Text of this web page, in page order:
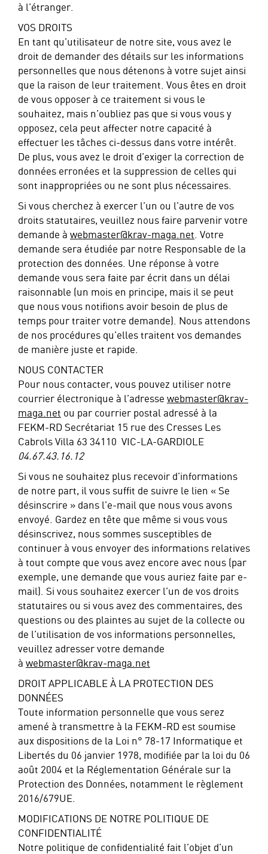
à l’étranger.
VOS DROITS
En tant qu’utilisateur de notre site, vous avez le
droit de demander des détails sur les informations
personnelles que nous détenons à votre sujet ainsi
que la raison de leur traitement. Vous êtes en droit
de vous opposer à ce traitement si vous le
souhaitez, mais n’oubliez pas que si vous vous y
opposez, cela peut affecter notre capacité à
effectuer les tâches ci-dessus dans votre intérêt.
De plus, vous avez le droit d’exiger la correction de
données erronées et la suppression de celles qui
sont inappropriées ou ne sont plus nécessaires.
Si vous cherchez à exercer l’un ou l’autre de vos
droits statutaires, veuillez nous faire parvenir votre
demande à webmaster@krav-maga.net. Votre
demande sera étudiée par notre Responsable de la
protection des données. Une réponse à votre
demande vous sera faite par écrit dans un délai
raisonnable (un mois en principe, mais il se peut
que nous vous notifions avoir besoin de plus de
temps pour traiter votre demande). Nous attendons
de nos procédures qu’elles traitent vos demandes
de manière juste et rapide.
NOUS CONTACTER
Pour nous contacter, vous pouvez utiliser notre
courrier électronique à l’adresse webmaster@krav-
maga.net ou par courrier postal adressé à la
FEKM-RD Secrétariat 15 rue des Cresses Les
Cabrols Villa 63 34110 VIC-LA-GARDIOLE
04.67.43.16.12
Si vous ne souhaitez plus recevoir d’informations
de notre part, il vous suffit de suivre le lien « Se
désinscrire » dans l’e-mail que nous vous avons
envoyé. Gardez en tête que même si vous vous
désinscrivez, nous sommes susceptibles de
continuer à vous envoyer des informations relatives
à tout compte que vous avez encore avec nous (par
exemple, une demande que vous auriez faite par e-
mail). Si vous souhaitez exercer l’un de vos droits
statutaires ou si vous avez des commentaires, des
questions ou des plaintes au sujet de la collecte ou
de l’utilisation de vos informations personnelles,
veuillez adresser votre demande
à webmaster@krav-maga.net
DROIT APPLICABLE À LA PROTECTION DES
DONNÉES
Toute information personnelle que vous serez
amené à transmettre à la FEKM-RD est soumise
aux dispositions de la Loi n° 78-17 Informatique et
Libertés du 06 janvier 1978, modifiée par la loi du 06
août 2004 et la Réglementation Générale sur la
Protection des Données, notamment le règlement
2016/679UE.
MODIFICATIONS DE NOTRE POLITIQUE DE
CONFIDENTIALITÉ
Notre politique de confidentialité fait l’objet d’un